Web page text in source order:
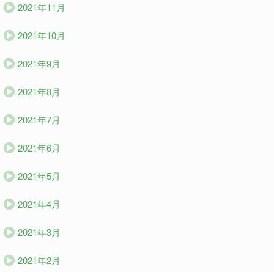
2021年11月
2021年10月
2021年9月
2021年8月
2021年7月
2021年6月
2021年5月
2021年4月
2021年3月
2021年2月